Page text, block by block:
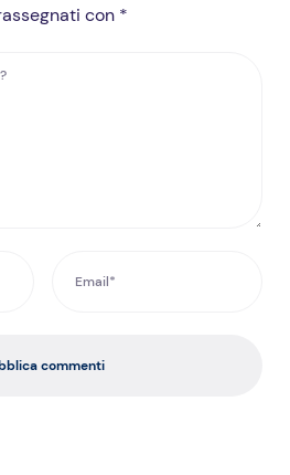
con *
commenti